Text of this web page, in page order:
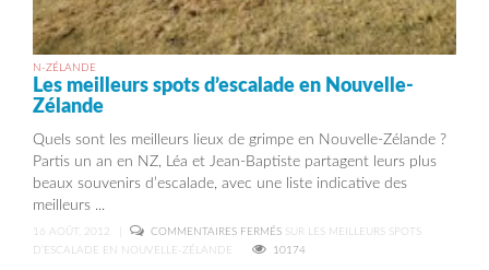
N-ZÉLANDE
Les meilleurs spots d’escalade en Nouvelle-
Zélande
Quels sont les meilleurs lieux de grimpe en Nouvelle-Zélande ?
Partis un an en NZ, Léa et Jean-Baptiste partagent leurs plus
beaux souvenirs d’escalade, avec une liste indicative des
meilleurs ...
16 AOÛT, 2012 COMMENTAIRES FERMÉS SUR LES MEILLEURS SPOTS
D’ESCALADE EN NOUVELLE-ZÉLANDE
10174